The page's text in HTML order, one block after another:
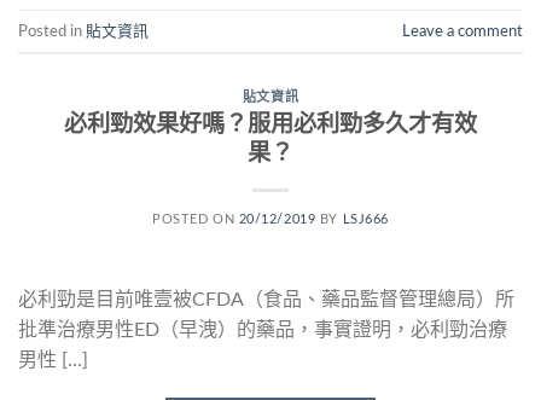
Posted in 貼文資訊 Leave a comment
貼文資訊
必利勁效果好嗎？服用必利勁多久才有效
果？
POSTED ON 20/12/2019 BY LSJ666
必利勁是目前唯壹被CFDA（食品、藥品監督管理總局）所
批準治療男性ED（早洩）的藥品，事實證明，必利勁治療
男性 […]